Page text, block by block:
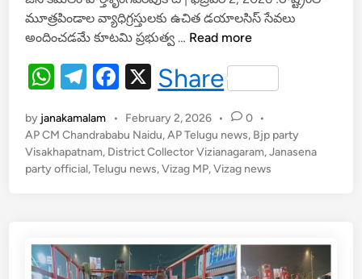
at
s
A
p
p
e
gr
a
m
c
e
b
o
o
k
మూత్రపిండాల వ్యాధిగ్రస్తులకు ఉచిత డయాలసిస్ సేవలు
అందించడమే కూటమి ప్రభుత్వ … రూ
1
2
.
6
0
కో
0
0
Read more
W
at
s
A
T
e
gr
a
F
c
e
b
k
X
Share
by janakamalam • February 2, 2026 • 0 •
AP CM Chandrababu Naidu,AP Telugu news, Bjp party
Visakhapatnam, District Collector Vizianagaram,Janasena
party official,Telugu news,Vizag MP,Vizag news